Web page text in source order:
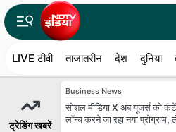
LIVE टीवी ताजातरीन देश दुनिया
ट्रेडिंग खबरें
Business News
सोशल मीडिया X अब यूजर्स को
लॉन्च करने जा रहा नया प्रोग्राम,